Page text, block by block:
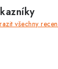
všechny